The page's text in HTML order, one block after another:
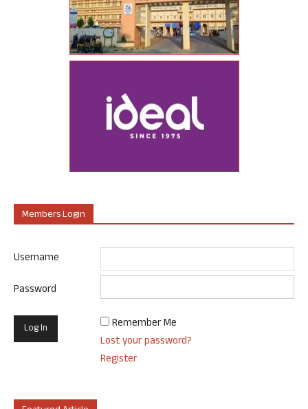
Members Login
Username
Password
Remember Me
Lost your password?
Register